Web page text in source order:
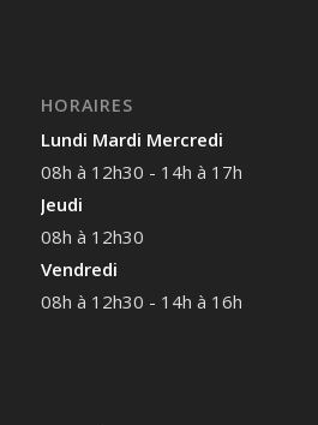
HORAIRES
Lundi Mardi Mercredi
08h à 12h30 - 14h à 17h
Jeudi
08h à 12h30
Vendredi
08h à 12h30 - 14h à 16h